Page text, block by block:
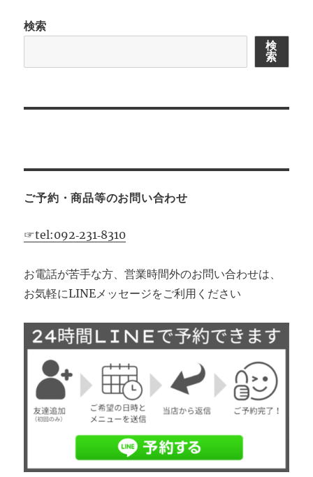
シ
検索
検
索
ご予約・商品等のお問い合わせ
☞tel:092‐231‐8310
お電話が苦手な方、営業時間外のお問い合わせは、
お気軽にLINEメッセージをご利用ください